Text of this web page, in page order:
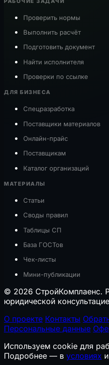
Проверить нормы
Выполнить расчёт
Подготовить документ
Найти исполнителя
Проверки по ссылке
ДЛЯ БИЗНЕСА
Спецразработка
Поставщики материалов
Онлайн-прайс
Поставщикам
Каталог организаций
МАТЕРИАЛЫ
Статьи
Своды правил
Таблицы СП
База ГОСТов
Чек-листы
Мини-публикации
© 2026 СтройКомплаенс.
юридической
О проекте Контакты
Персональные данные
Используем cookie для
Подробнее — в условиях и